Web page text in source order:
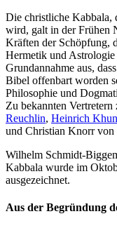
Die christliche Kabbala,
wird, galt in der Frühen
Kräften der Schöpfung,
Hermetik und
Grundannahme aus,
Bibel offenbart worden
Philosophie und
Zu bekannten Vertretern
Reuchlin, Heinrich
und Christian Knorr von
Wilhelm Schmidt-
Kabbala wurde im
ausgezeichnet.
Aus der Begründung